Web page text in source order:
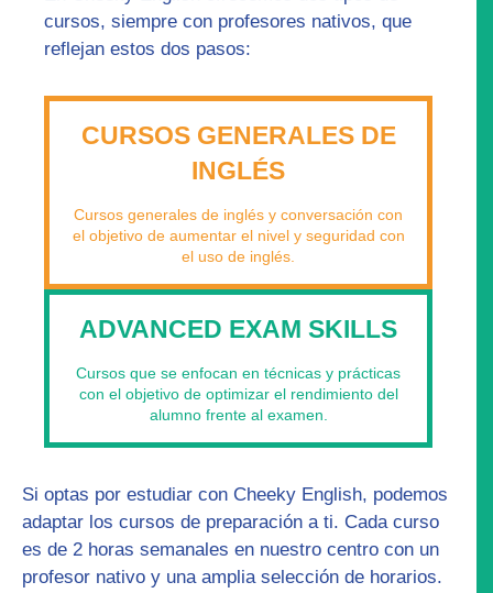
cursos, siempre con profesores nativos, que
reflejan estos dos pasos:
CURSOS GENERALES DE
INGLÉS
Cursos generales de inglés y conversación con
el objetivo de aumentar el nivel y seguridad con
el uso de inglés.
ADVANCED EXAM SKILLS
Cursos que se enfocan en técnicas y prácticas
con el objetivo de optimizar el rendimiento del
alumno frente al examen.
Si optas por estudiar con Cheeky English, podemos
adaptar los cursos de preparación a ti. Cada curso
es de 2 horas semanales en nuestro centro con un
profesor nativo y una amplia selección de horarios.